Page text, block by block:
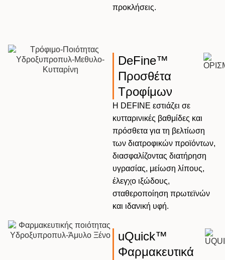
προκλήσεις.
DeFine™
Προσθέτα
Τροφίμων
Η DEFINE εστιάζει σε
κυτταρινικές βαθμίδες και
πρόσθετα για τη βελτίωση
των διατροφικών προϊόντων,
διασφαλίζοντας διατήρηση
υγρασίας, μείωση λίπους,
έλεγχο ιξώδους,
σταθεροποίηση πρωτεϊνών
και ιδανική υφή.
uQuick™
Φαρμακευτικά